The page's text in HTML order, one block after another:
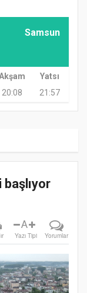
Samsun
Yatsı
20:08 21:57
başlıyor
A
Yazı Tipi Yorumlar